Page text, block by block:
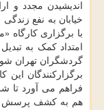
اندیشیدن مجدد و
خیابان به نفع
با برگزاری کارگاه
امتداد کمک به
گردشگران تهران
برگزارکنندگان این
فراهم می آورد تا
هم به کشف پرسش